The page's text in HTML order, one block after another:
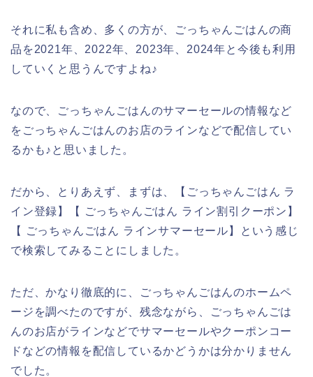
それに私も含め、多くの方が、ごっちゃんごはんの商
品を2021年、2022年、2023年、2024年と今後も利用
していくと思うんですよね♪
なので、ごっちゃんごはんのサマーセールの情報など
をごっちゃんごはんのお店のラインなどで配信してい
るかも♪と思いました。
だから、とりあえず、まずは、【ごっちゃんごはん ラ
イン登録】【 ごっちゃんごはん ライン割引クーポン】
【 ごっちゃんごはん ラインサマーセール】という感じ
で検索してみることにしました。
ただ、かなり徹底的に、ごっちゃんごはんのホームペ
ージを調べたのですが、残念ながら、ごっちゃんごは
んのお店がラインなどでサマーセールやクーポンコー
ドなどの情報を配信しているかどうかは分かりません
でした。